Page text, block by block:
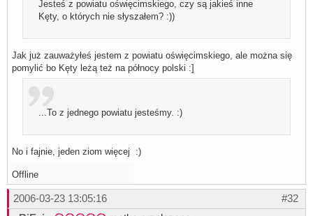
Jesteś z powiatu oświęcimskiego, czy są jakieś inne
Kęty, o których nie słyszałem? :))
Jak już zauważyłeś jestem z powiatu oświęcimskiego, ale można się
pomylić bo Kęty leżą też na północy polski :]
...To z jednego powiatu jesteśmy. :)
No i fajnie, jeden ziom więcej :)
Offline
#32
2006-03-23 13:05:16